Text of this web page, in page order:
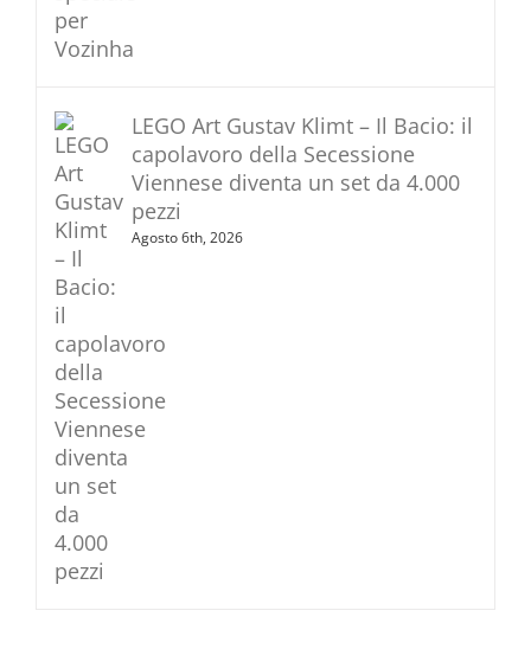
LEGO Art Gustav Klimt – Il Bacio: il
capolavoro della Secessione
Viennese diventa un set da 4.000
pezzi
Agosto 6th, 2026